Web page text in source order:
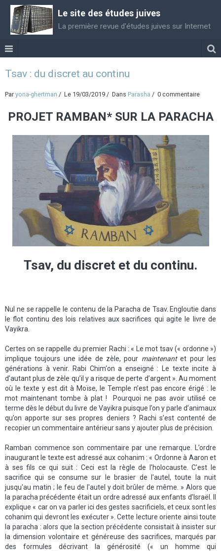
Le site des études juives
La première revue d'études juives sur Internet
Tsav : du discret au continu
Par yona-ghertman Le 19/03/2019 Dans Parasha 0 commentaire
PROJET RAMBAN* SUR LA PARACHA
Tsav, du discret et du continu.
Nul ne se rappelle le contenu de la Paracha de Tsav. Engloutie dans
le flot continu des lois relatives aux sacrifices qui agite le livre de
Vayikra.
Certes on se rappelle du premier Rachi : « Le mot tsav (« ordonne »)
implique toujours une idée de zèle, pour maintenantet pour les
générations à venir. Rabi Chim‘on a enseigné : Le texte incite à
d’autant plus de zèle qu’il y a risque de perte d’argent ». Au moment
où le texte y est dit à Moïse, le Temple n’est pas encore érigé : le
mot maintenant tombe à plat ! Pourquoi ne pas avoir utilisé ce
terme dès le début du livre de Vayikra puisque l’on y parle d’animaux
qu’on apporte sur ses propres deniers ? Rachi s’est contenté de
recopier un commentaire antérieur sans y ajouter plus de précision.
Ramban commence son commentaire par une remarque. L’ordre
inaugurant le texte est adressé aux cohanim : « Ordonne à Aaron et
à ses fils ce qui suit : Ceci est la règle de l'holocauste. C'est le
sacrifice qui se consume sur le brasier de l'autel, toute la nuit
jusqu'au matin ; le feu de l'autel y doit brûler de même. » Alors que
la paracha précédente était un ordre adressé aux enfants d’Israël. Il
explique « car on va parler ici des gestes sacrificiels, et ceux sont les
cohanim qui devront les exécuter ». Cette lecture oriente ainsi toute
la paracha : alors que la section précédente consistait à insister sur
la dimension volontaire et généreuse des sacrifices, marqués par
des formules décrivant la générosité (« un homme qui